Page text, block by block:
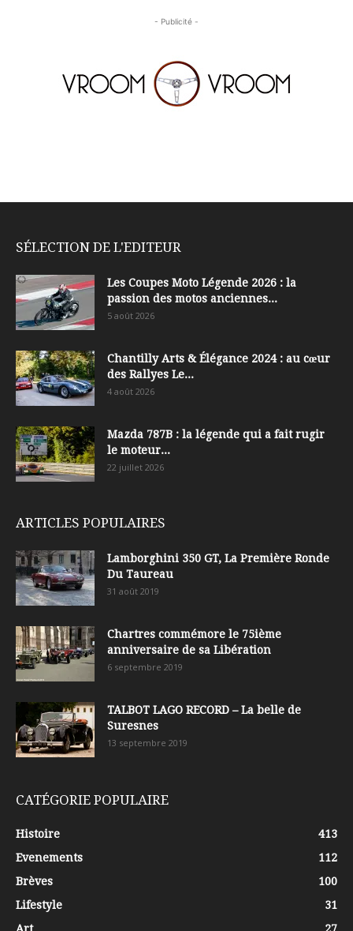
- Publicité -
SÉLECTION DE L'EDITEUR
Les Coupes Moto Légende 2026 : la
passion des motos anciennes...
5 août 2026
Chantilly Arts & Élégance 2024 : au cœur
des Rallyes Le...
4 août 2026
Mazda 787B : la légende qui a fait rugir
le moteur...
22 juillet 2026
ARTICLES POPULAIRES
Lamborghini 350 GT, La Première Ronde
Du Taureau
31 août 2019
Chartres commémore le 75ième
anniversaire de sa Libération
6 septembre 2019
TALBOT LAGO RECORD – La belle de
Suresnes
13 septembre 2019
CATÉGORIE POPULAIRE
Histoire
413
Evenements
112
Brèves
100
Lifestyle
31